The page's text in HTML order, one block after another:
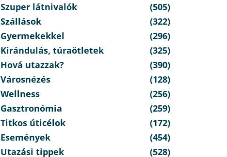
Szuper látnivalók
(505)
Szállások
(322)
Gyermekekkel
(296)
Kirándulás, túraötletek
(325)
Hová utazzak?
(390)
Városnézés
(128)
Wellness
(256)
Gasztronómia
(259)
Titkos úticélok
(172)
Események
(454)
Utazási tippek
(528)